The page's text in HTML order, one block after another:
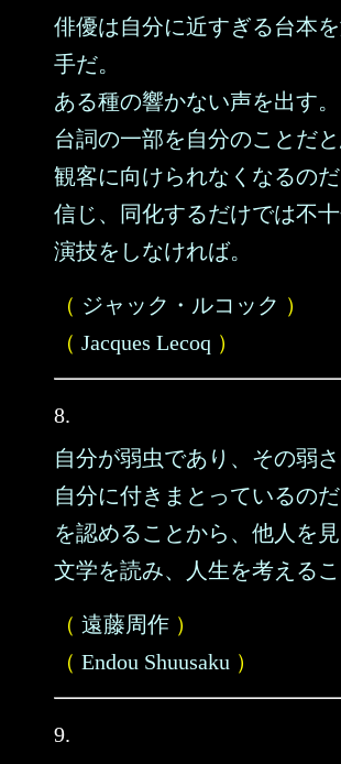
俳優は自分に近すぎる台本
手だ。
ある種の響かない声を出す。
台詞の一部を自分のことだと
観客に向けられなくなるのだ
信じ、同化するだけでは不十
演技をしなければ。
（ ジャック・ルコック ）
（ Jacques Lecoq ）
8.
自分が弱虫であり、その弱
自分に付きまとっているの
を認めることから、他人を見
文学を読み、人生を考えるこ
（ 遠藤周作 ）
（ Endou Shuusaku ）
9.